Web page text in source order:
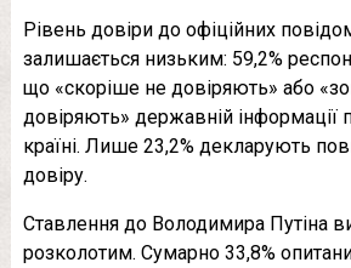
Рівень довіри до офіційних
залишається низьким: 59,2%
що «скоріше не довіряють» або
довіряють» державній інформації
країні. Лише 23,2% декларують
довіру.
Ставлення до Володимира Путіна
розколотим. Сумарно 33,8%